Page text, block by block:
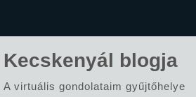
Kecskenyál blogja
A virtuális gondolataim gyűjtőhelye